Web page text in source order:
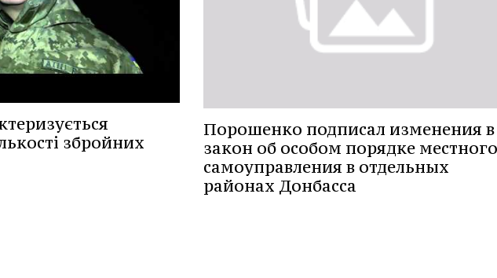
збройних
Порошенко подписал изменения в
закон об особом порядке местного
самоуправления в отдельных
районах Донбасса